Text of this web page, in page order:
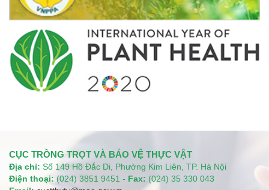
CỤC TRỒNG TRỌT VÀ BẢO VỆ THỰC VẬT
Địa chỉ: Số 149 Hồ Đắc Di, Phường Kim Liên, TP. Hà Nội
Điện thoại: (024) 3851 9451 - Fax: (024) 35 330 043